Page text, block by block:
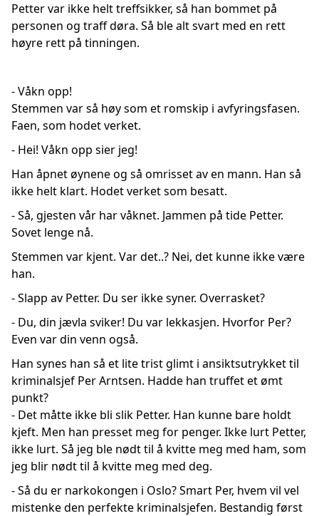
Petter var ikke helt treffsikker, så han bommet på
personen og traff døra. Så ble alt svart med en rett
høyre rett på tinningen.
- Våkn opp!
Stemmen var så høy som et romskip i avfyringsfasen.
Faen, som hodet verket.
- Hei! Våkn opp sier jeg!
Han åpnet øynene og så omrisset av en mann. Han så
ikke helt klart. Hodet verket som besatt.
- Så, gjesten vår har våknet. Jammen på tide Petter.
Sovet lenge nå.
Stemmen var kjent. Var det..? Nei, det kunne ikke være
han.
- Slapp av Petter. Du ser ikke syner. Overrasket?
- Du, din jævla sviker! Du var lekkasjen. Hvorfor Per?
Even var din venn også.
Han synes han så et lite trist glimt i ansiktsutrykket til
kriminalsjef Per Arntsen. Hadde han truffet et ømt
punkt?
- Det måtte ikke bli slik Petter. Han kunne bare holdt
kjeft. Men han presset meg for penger. Ikke lurt Petter,
ikke lurt. Så jeg ble nødt til å kvitte meg med ham, som
jeg blir nødt til å kvitte meg med deg.
- Så du er narkokongen i Oslo? Smart Per, hvem vil vel
mistenke den perfekte kriminalsjefen. Bestandig først